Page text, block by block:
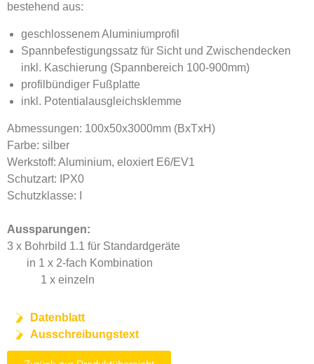
bestehend aus:
geschlossenem Aluminiumprofil
Spannbefestigungssatz für Sicht und Zwischendecken
inkl. Kaschierung (Spannbereich 100-900mm)
profilbündiger Fußplatte
inkl. Potentialausgleichsklemme
Abmessungen: 100x50x3000mm (BxTxH)
Farbe: silber
Werkstoff: Aluminium, eloxiert E6/EV1
Schutzart: IPX0
Schutzklasse: I
Aussparungen:
3 x Bohrbild 1.1 für Standardgeräte
in 1 x 2-fach Kombination
1 x einzeln
Datenblatt
Ausschreibungstext